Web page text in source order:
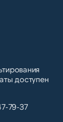
доступен
79-37